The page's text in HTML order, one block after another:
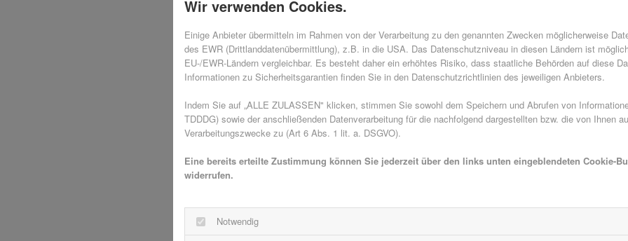
Insekten. Hummeln unterscheiden sich optisch
sie deutlich runder sind. Aus diesem Grund
gestreiften und sehr behaarten Tiere meist
Hummeln überhaupt stechen können, gibt es
aber ziemlich einfach. Männliche Hummeln
schon. Allerdings sind Hummeln deutlich
schmerzhaft, da die Giftdosis deutlich geringer
Bremsen: Diese blutsaugenden Stechinsekten
Stich erst bemerken, wenn das Tier bereits
jucken beginnt. Oftmals sind diese von
selten mehrere Tage lang erhalten bleiben. Die
Wir verwenden Cookies.
Einige Anbieter übermitteln im Rahmen von der Verarbeitung zu den genannten Zwecken möglicherweise
des EWR (Drittlanddatenübermittlung), z.B. in die USA. Das Datenschutzniveau in diesen Ländern ist
EU-/EWR-Ländern vergleichbar. Es besteht daher ein erhöhtes Risiko, dass staatliche Behörden auf diese
Informationen zu Sicherheitsgarantien finden Sie in den Datenschutzrichtlinien des jeweiligen Anbieters.
Indem Sie auf „ALLE ZULASSEN" klicken, stimmen Sie sowohl dem Speichern und Abrufen von
TDDDG) sowie der anschließenden Datenverarbeitung für die nachfolgend dargestellten bzw. die von Ihnen
Verarbeitungszwecke zu (Art 6 Abs. 1 lit. a. DSGVO).
Eine bereits erteilte Zustimmung können Sie jederzeit über den links unten eingeblendeten Cookie-
widerrufen.
Notwendig